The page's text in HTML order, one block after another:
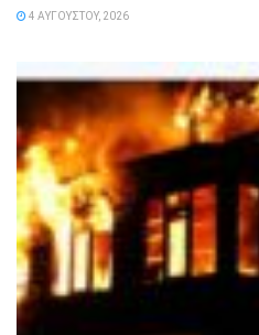
4 ΑΥΓΟΎΣΤΟΥ, 2026